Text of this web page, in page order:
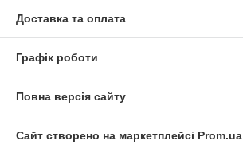
Доставка та оплата
Графік роботи
Повна версія сайту
Сайт створено на маркетплейсі Prom.ua